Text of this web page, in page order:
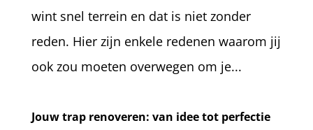
wint snel terrein en dat is niet zonder
reden. Hier zijn enkele redenen waarom jij
ook zou moeten overwegen om je...
Jouw trap renoveren: van idee tot perfectie